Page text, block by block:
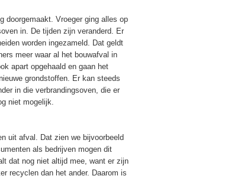
doorgemaakt. Vroeger ging alles op
in. De tijden zijn veranderd. Er
worden ingezameld. Dat geldt
meer waar al het bouwafval in
apart opgehaald en gaan het
grondstoffen. Er kan steeds
in die verbrandingsoven, die er
niet mogelijk.
uit afval. Dat zien we bijvoorbeeld
als bedrijven mogen dit
dat nog niet altijd mee, want er zijn
recyclen dan het ander. Daarom is